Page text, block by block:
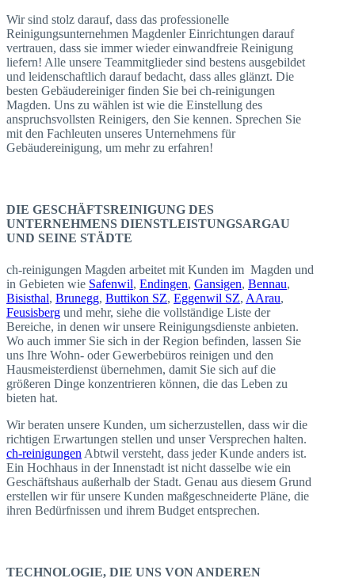
Wir sind stolz darauf, dass das professionelle
Reinigungsunternehmen Magdenler Einrichtungen darauf
vertrauen, dass sie immer wieder einwandfreie Reinigung
liefern! Alle unsere Teammitglieder sind bestens ausgebildet
und leidenschaftlich darauf bedacht, dass alles glänzt. Die
besten Gebäudereiniger finden Sie bei ch-reinigungen
Magden. Uns zu wählen ist wie die Einstellung des
anspruchsvollsten Reinigers, den Sie kennen. Sprechen Sie
mit den Fachleuten unseres Unternehmens für
Gebäudereinigung, um mehr zu erfahren!
DIE GESCHÄFTSREINIGUNG DES
UNTERNEHMENS DIENSTLEISTUNGSARGAU
UND SEINE STÄDTE
ch-reinigungen Magden arbeitet mit Kunden im Magden und
in Gebieten wie Safenwil, Endingen, Gansigen, Bennau,
Bisisthal, Brunegg, Buttikon SZ, Eggenwil SZ, AArau,
Feusisberg und mehr, siehe die vollständige Liste der
Bereiche, in denen wir unsere Reinigungsdienste anbieten.
Wo auch immer Sie sich in der Region befinden, lassen Sie
uns Ihre Wohn- oder Gewerbebüros reinigen und den
Hausmeisterdienst übernehmen, damit Sie sich auf die
größeren Dinge konzentrieren können, die das Leben zu
bieten hat.
Wir beraten unsere Kunden, um sicherzustellen, dass wir die
richtigen Erwartungen stellen und unser Versprechen halten.
ch-reinigungen Abtwil versteht, dass jeder Kunde anders ist.
Ein Hochhaus in der Innenstadt ist nicht dasselbe wie ein
Geschäftshaus außerhalb der Stadt. Genau aus diesem Grund
erstellen wir für unsere Kunden maßgeschneiderte Pläne, die
ihren Bedürfnissen und ihrem Budget entsprechen.
TECHNOLOGIE, DIE UNS VON ANDEREN